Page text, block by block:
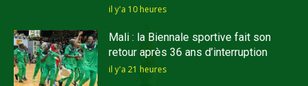
il y'a 10 heures
Mali : la Biennale sportive fait son
retour après 36 ans d’interruption
il y'a 21 heures